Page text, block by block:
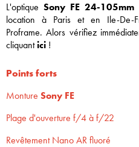
L'optique Sony FE 24-105mm
location à Paris et en Ile-
Proframe. Alors vérifiez
cliquantici !
Points forts
Monture Sony FE
Plage d'ouverture f/4 à f/22
Revêtement Nano AR fluoré